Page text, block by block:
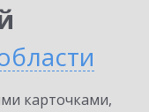
карточками,